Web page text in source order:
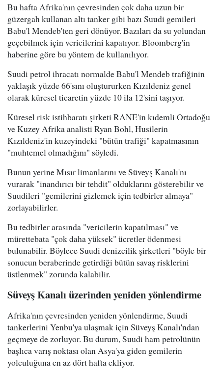
Bu hafta Afrika'nın çevresinden çok daha uzun bir
güzergah kullanan altı tanker gibi bazı Suudi gemileri
Babu'l Mendeb'ten geri dönüyor. Bazıları da su yolundan
geçebilmek için vericilerini kapatıyor. Bloomberg'in
haberine göre bu yöntem de kullanılıyor.
Suudi petrol ihracatı normalde Babu'l Mendeb trafiğinin
yaklaşık yüzde 66'sını oluştururken Kızıldeniz genel
olarak küresel ticaretin yüzde 10 ila 12'sini taşıyor.
Küresel risk istihbaratı şirketi RANE'in kıdemli Ortadoğu
ve Kuzey Afrika analisti Ryan Bohl, Husilerin
Kızıldeniz'in kuzeyindeki "bütün trafiği" kapatmasının
"muhtemel olmadığını" söyledi.
Bunun yerine Mısır limanlarını ve Süveyş Kanalı'nı
vurarak "inandırıcı bir tehdit" olduklarını gösterebilir ve
Suudileri "gemilerini gizlemek için tedbirler almaya"
zorlayabilirler.
Bu tedbirler arasında "vericilerin kapatılması" ve
mürettebata "çok daha yüksek" ücretler ödenmesi
bulunabilir. Böylece Suudi denizcilik şirketleri "böyle bir
sonucun beraberinde getirdiği bütün savaş risklerini
üstlenmek" zorunda kalabilir.
Süveyş Kanalı üzerinden yeniden yönlendirme
Afrika'nın çevresinden yeniden yönlendirme, Suudi
tankerlerini Yenbu'ya ulaşmak için Süveyş Kanalı'ndan
geçmeye de zorluyor. Bu durum, Suudi ham petrolünün
başlıca varış noktası olan Asya'ya giden gemilerin
yolculuğuna en az dört hafta ekliyor.